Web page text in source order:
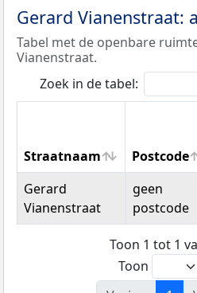
Gerard Vianenstraat:
Tabel met de openbare
Vianenstraat.
Zoek in de tabel:
Straatnaam Postcode
Straatnaam
Postcode
Gerard
Vianenstraat
geen
postcode
Toon 1 tot 1
Toon